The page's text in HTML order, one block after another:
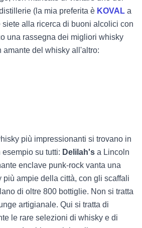
(la mia preferita è KOVAL a
siete alla ricerca di buoni alcolici con
una rassegna dei migliori whisky
amante del whisky all'altro:
più impressionanti si trovano in
esempio su tutti: Delilah's a Lincoln
enclave punk-rock vanta una
più ampie della città, con gli scaffali
di oltre 800 bottiglie. Non si tratta
artigianale. Qui si tratta di
le rare selezioni di whisky e di